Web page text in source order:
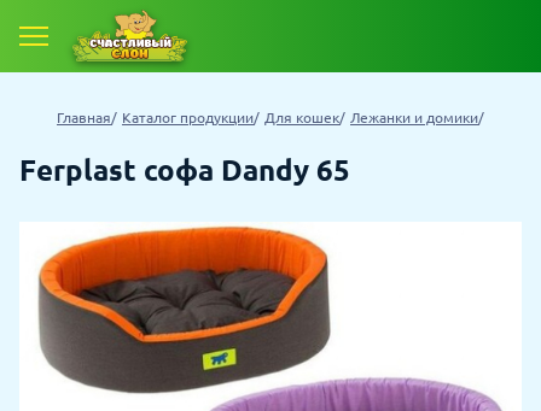
Главная Каталог продукции Для кошек Лежанки и домики
Ferplast софа Dandy 65